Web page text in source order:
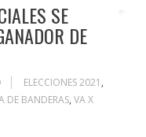
SE
DE
ELECCIONES 2021 ,
DE BANDERAS, VA X